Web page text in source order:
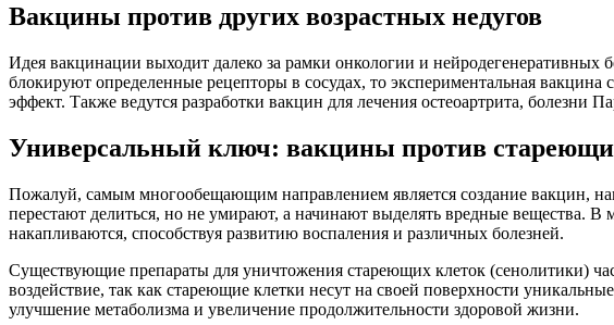
Вакцины против других возрастных недугов
Идея вакцинации выходит далеко за рамки онкологии и
блокируют определенные рецепторы в сосудах, то экспериментальная
эффект. Также ведутся разработки вакцин для лечения остеоартрита, болезни
Универсальный ключ: вакцины против
Пожалуй, самым многообещающим направлением является создание вакцин,
перестают делиться, но не умирают, а начинают выделять вредные вещества.
накапливаются, способствуя развитию воспаления и различных болезней.
Существующие препараты для уничтожения стареющих клеток (сенолитики)
воздействие, так как стареющие клетки несут на своей поверхности
улучшение метаболизма и увеличение продолжительности здоровой жизни.